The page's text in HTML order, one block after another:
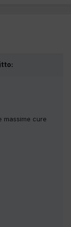
massime cure